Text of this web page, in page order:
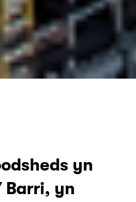
yn
Barri, yn